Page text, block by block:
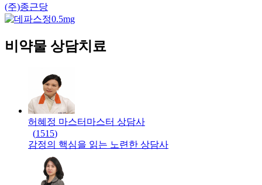
(주)종근당
비약물 상담치료
허혜정 마스터 마스터 상담사
(1515)
감정의 핵심을 읽는 노련한 상담사